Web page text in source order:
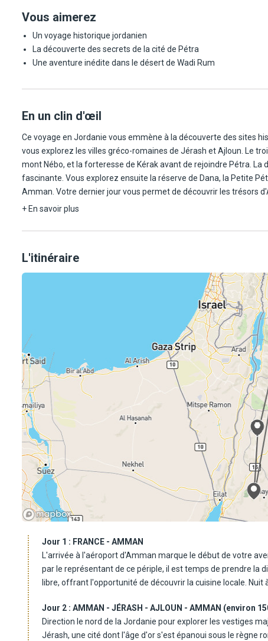
Vous aimerez
Un voyage historique jordanien
La découverte des secrets de la cité de Pétra
Une aventure inédite dans le désert de Wadi Rum
En un clin d'œil
Ce voyage en Jordanie vous emmène à la découverte des sites
vous explorez les villes gréco-romaines de Jérash et Ajloun. Le
mont Nébo, et la forteresse de Kérak avant de rejoindre Pétra.
fascinante. Vous explorez ensuite la réserve de Dana, la Petite
Amman. Votre dernier jour vous permet de découvrir les trésors
+ En savoir plus
L'itinéraire
Jour 1 : FRANCE - AMMAN
L'arrivée à l'aéroport d'Amman marque le début de votre
par le représentant de ce périple, il est temps de prendre la
libre, offrant l'opportunité de découvrir la cuisine locale. Nuit
Jour 2 : AMMAN - JÉRASH - AJLOUN - AMMAN (environ
Direction le nord de la Jordanie pour explorer les vestiges
Jérash, une cité dont l'âge d'or s'est épanoui sous le règne